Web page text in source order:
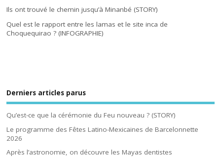
Ils ont trouvé le chemin jusqu’à Minanbé (STORY)
Quel est le rapport entre les lamas et le site inca de
Choquequirao ? (INFOGRAPHIE)
Derniers articles parus
Qu’est-ce que la cérémonie du Feu nouveau ? (STORY)
Le programme des Fêtes Latino-Mexicaines de Barcelonnette
2026
Après l’astronomie, on découvre les Mayas dentistes